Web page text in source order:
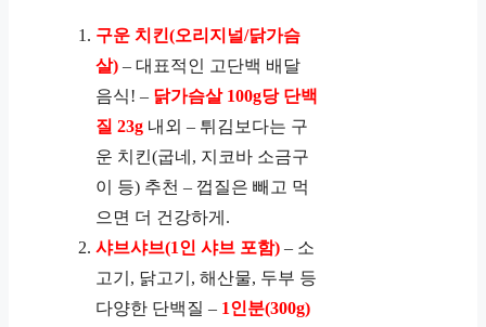
구운 치킨(오리지널/닭가슴
살) – 대표적인 고단백 배달
음식! – 닭가슴살 100g당 단백
질 23g 내외 – 튀김보다는 구
운 치킨(굽네, 지코바 소금구
이 등) 추천 – 껍질은 빼고 먹
으면 더 건강하게.
샤브샤브(1인 샤브 포함) – 소
고기, 닭고기, 해산물, 두부 등
다양한 단백질 – 1인분(300g)